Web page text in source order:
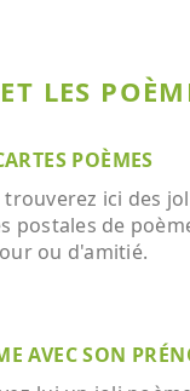
LES
POÈMES
trouverez ici des
postales de
ou d'amitié.
AVEC SON